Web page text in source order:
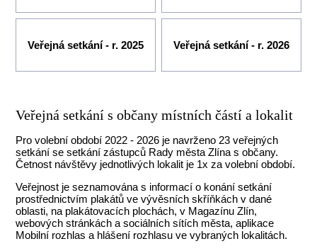
Veřejná setkání - r. 2025 Veřejná setkání - r. 2026
Veřejná setkání s občany místních částí a lokalit
Pro volební období 2022 - 2026 je navrženo 23 veřejných
setkání se setkání zástupců Rady města Zlína s občany.
Četnost návštěvy jednotlivých lokalit je 1x za volební období.
Veřejnost je seznamována s informací o konání setkání
prostřednictvím plakátů ve vývěsních skříňkách v dané
oblasti, na plakátovacích plochách, v Magazínu Zlín,
webových stránkách a sociálních sítích města, aplikace
Mobilní rozhlas a hlášení rozhlasu ve vybraných lokalitách.